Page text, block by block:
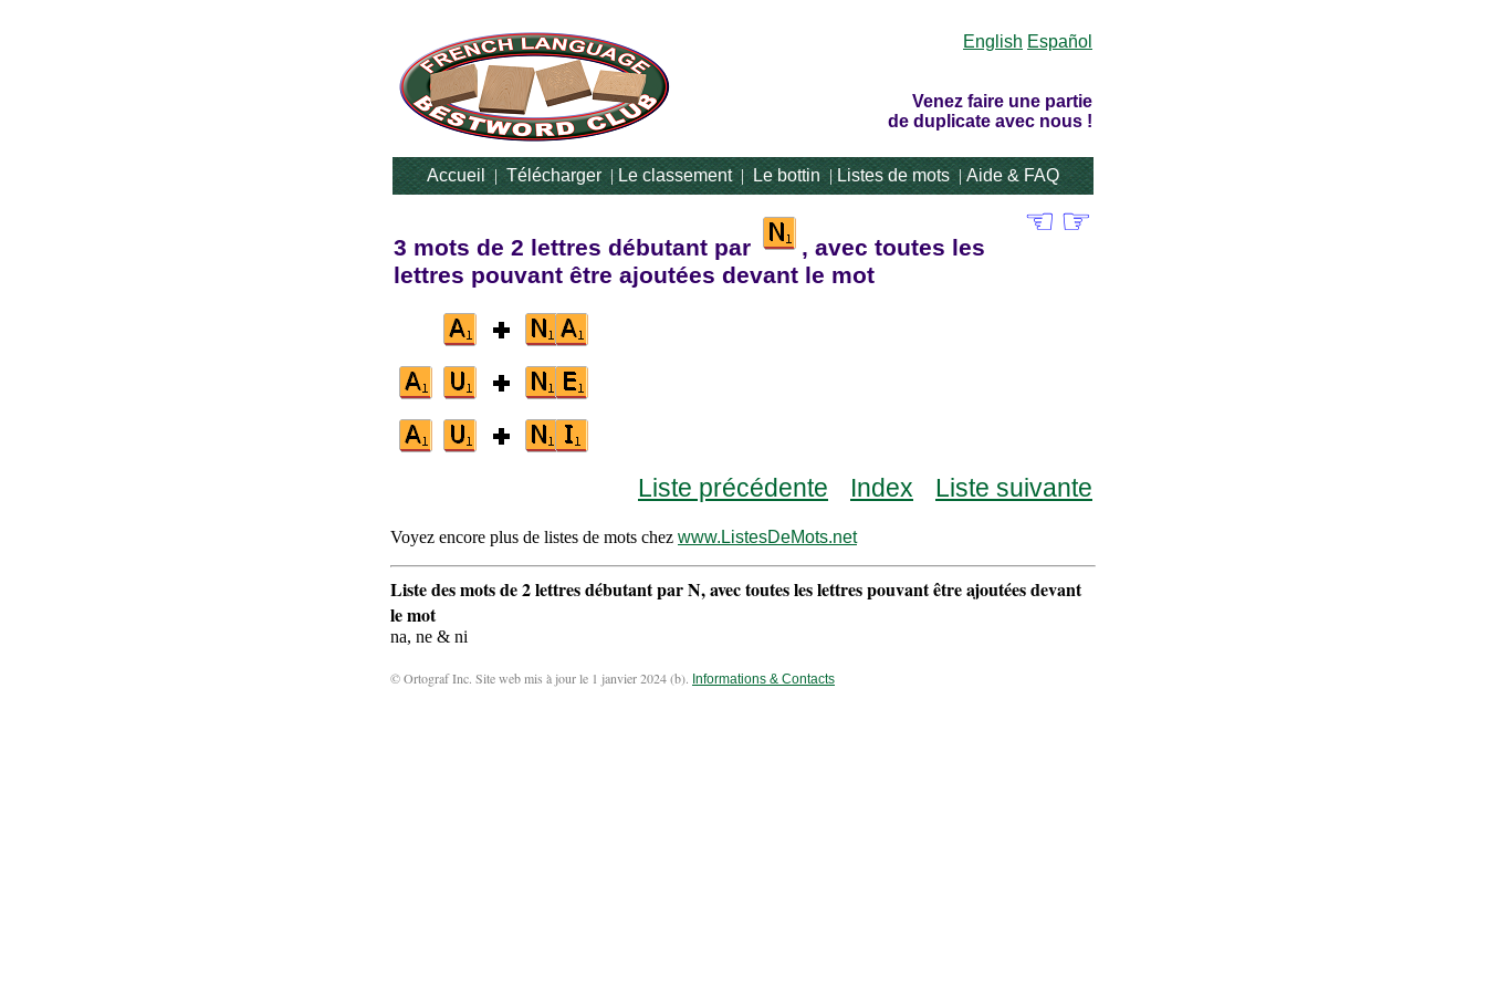
English Español
Venez faire une partie
de duplicate avec nous !
Accueil|Télécharger|Le classement|Le bottin|Listes de mots|Aide & FAQ
3 mots de 2 lettres débutant par
, avec toutes les
lettres pouvant être ajoutées devant le mot
☜ ☞
Liste précédente Index Liste suivante
Voyez encore plus de listes de mots chez www.ListesDeMots.net
Liste des mots de 2 lettres débutant par N, avec toutes les lettres pouvant être ajoutées devant
le mot
na, ne & ni
© Ortograf Inc. Site web mis à jour le 1 janvier 2024 (b). Informations & Contacts